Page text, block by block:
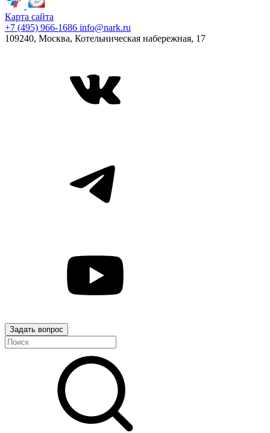
Карта сайта
+7 (495) 966-1686 info@nark.ru
109240, Москва, Котельническая набережная, 17
Задать вопрос